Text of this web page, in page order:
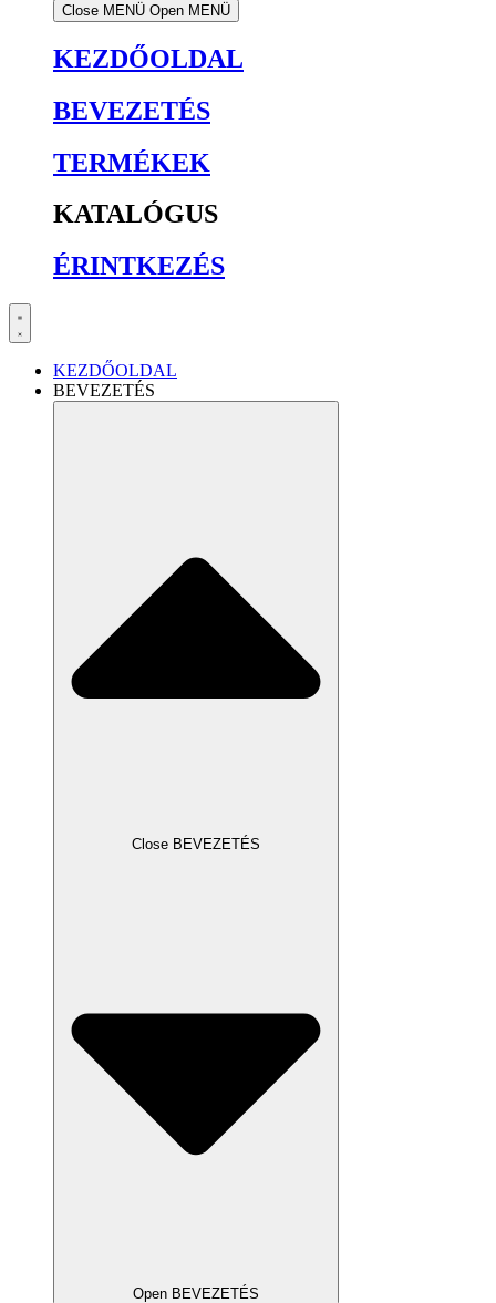
Close MENÜ Open MENÜ
KEZDŐOLDAL
BEVEZETÉS
TERMÉKEK
KATALÓGUS
ÉRINTKEZÉS
KEZDŐOLDAL
BEVEZETÉS
Close BEVEZETÉS
Open BEVEZETÉS